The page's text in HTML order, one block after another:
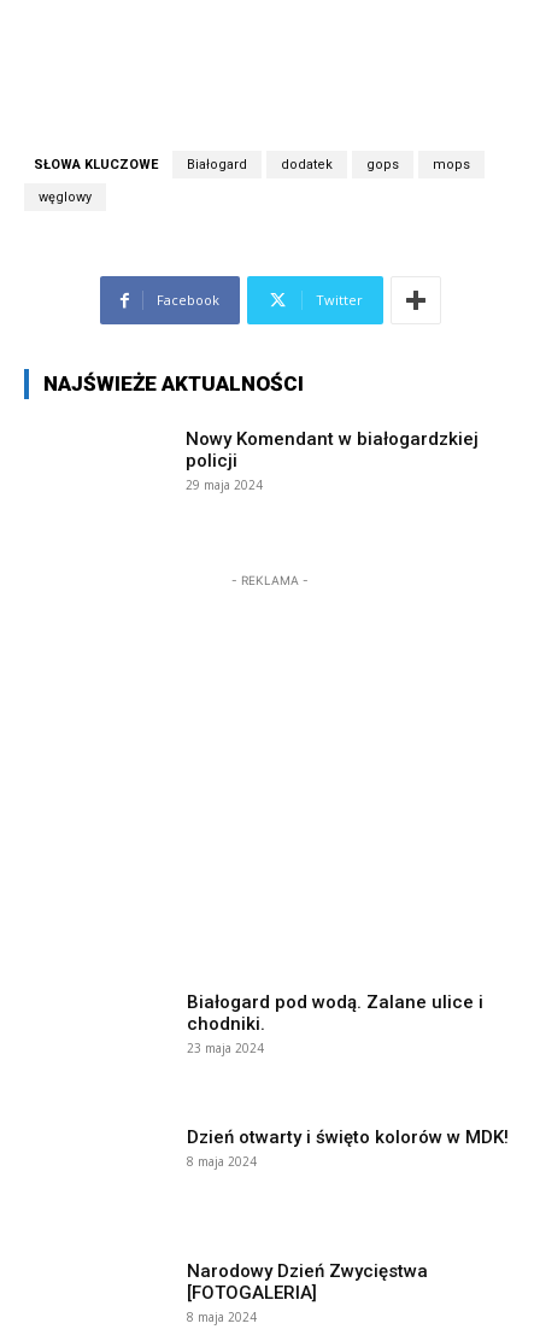
SŁOWA KLUCZOWE Białogard dodatek gops mops
węglowy
Facebook Twitter
NAJŚWIEŻE AKTUALNOŚCI
Nowy Komendant w białogardzkiej
policji
29 maja 2024
- REKLAMA -
Białogard pod wodą. Zalane ulice i
chodniki.
23 maja 2024
Dzień otwarty i święto kolorów w MDK!
8 maja 2024
Narodowy Dzień Zwycięstwa
[FOTOGALERIA]
8 maja 2024